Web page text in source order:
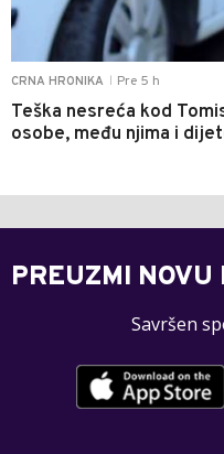
CRNA HRONIKA Pre 5 h
Teška nesreća kod
osobe, među njima i
PREUZMI
Savršen